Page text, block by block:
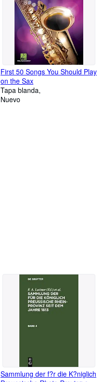
First 50 Songs You Should Play
on the Sax
Tapa blanda
Nuevo
Sammlung der f?r die K?niglich